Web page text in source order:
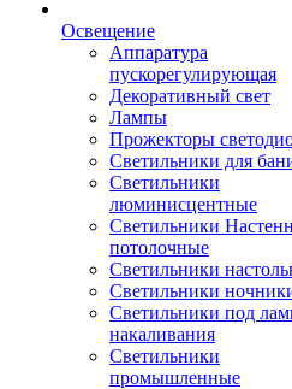
Освещение
Аппаратура
пускорегулирующая
Декоративный свет
Лампы
Прожекторы
Светильники для
Светильники
люминисцентные
Светильники
потолочные
Светильники
Светильники
Светильники под
накаливания
Светильники
промышленные